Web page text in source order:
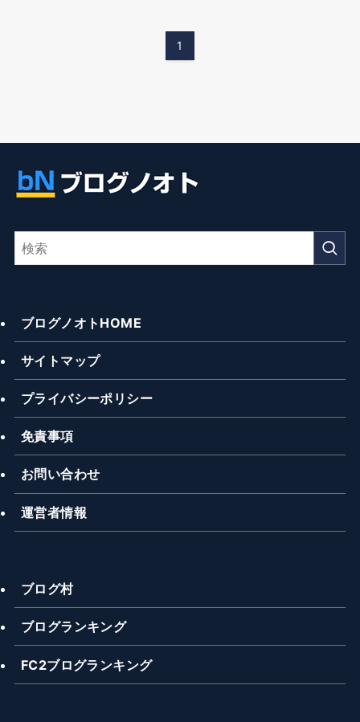
1
ブログノオトHOME
サイトマップ
プライバシーポリシー
免責事項
お問い合わせ
運営者情報
ブログ村
ブログランキング
FC2ブログランキング